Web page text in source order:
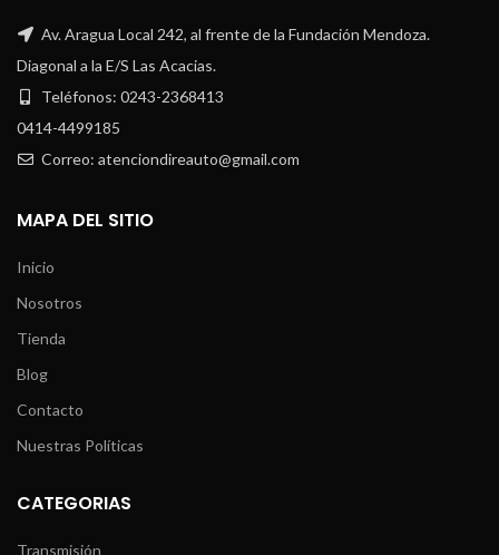
Av. Aragua Local 242, al frente de la Fundación Mendoza.
Diagonal a la E/S Las Acacias.
Teléfonos: 0243-2368413
0414-4499185
Correo: atenciondireauto@gmail.com
MAPA DEL SITIO
Inicio
Nosotros
Tienda
Blog
Contacto
Nuestras Políticas
CATEGORIAS
Transmisión